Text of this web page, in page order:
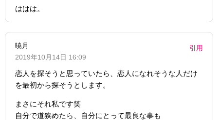
ははは。
暁月
2019年10月14日 16:09
引用
恋人を探そうと思っていたら、恋人になれそうな人だけ
を最初から探そうとします。
まさにそれ私です笑
自分で道狭めたら、自分にとって最良な事も